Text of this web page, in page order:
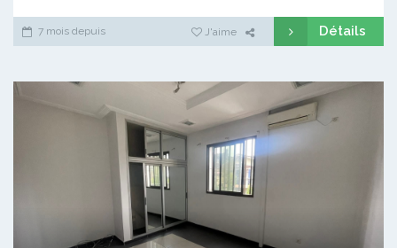
7 mois depuis J'aime Détails